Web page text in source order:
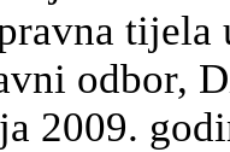
tijela
odbor,
2009.